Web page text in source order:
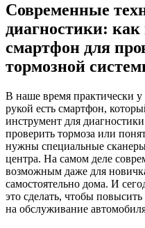
Современные
диагностики: как
смартфон для
тормозной
В наше время практически
рукой есть смартфон,
инструмент для
проверить тормоза или
нужны специальные
центра. На самом деле
возможным даже для
самостоятельно дома. И
это сделать, чтобы
на обслуживание